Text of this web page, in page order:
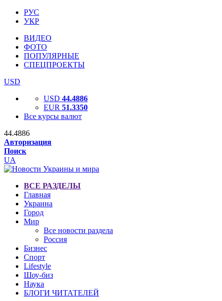
РУС
УКР
ВИДЕО
ФОТО
ПОПУЛЯРНЫЕ
СПЕЦПРОЕКТЫ
USD
USD 44.4886
EUR 51.3350
Все курсы валют
44.4886
Авторизация
Поиск
UA
ВСЕ РАЗДЕЛЫ
Главная
Украина
Город
Мир
Все новости раздела
Россия
Бизнес
Спорт
Lifestyle
Шоу-биз
Наука
БЛОГИ ЧИТАТЕЛЕЙ